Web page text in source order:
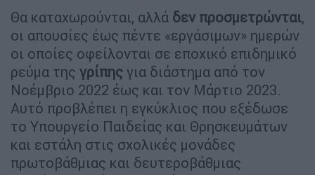
Θα καταχωρoύνται, αλλά δεν προσμετρώνται,
οι απουσίες έως πέντε «εργάσιμων» ημερών
οι οποίες οφείλονται σε εποχικό επιδημικό
ρεύμα της γρίπης για διάστημα από τον
Νοέμβριο 2022 έως και τον Μάρτιο 2023.
Αυτό προβλέπει η εγκύκλιος που εξέδωσε
το Υπουργείο Παιδείας και Θρησκευμάτων
και εστάλη στις σχολικές μονάδες
πρωτοβάθμιας και δευτεροβάθμιας